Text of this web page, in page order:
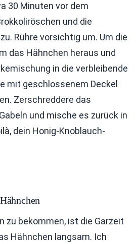
30 Minuten vor dem
und die
Rühre vorsichtig um. Um die
das Hähnchen heraus und
in die verbleibende
mit geschlossenem Deckel
Zerschreddere das
und mische es zurück in
dein Honig-Knoblauch-
zu bekommen, ist die Garzeit
Hähnchen langsam. Ich